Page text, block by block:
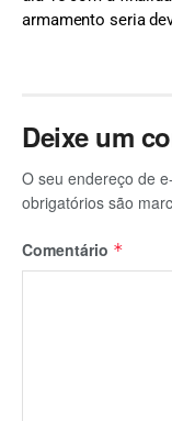
armamento seria
Deixe um
O seu endereço de
obrigatórios são
Comentário *